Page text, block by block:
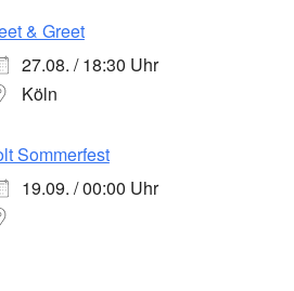
& Greet
27.08. / 18:30 Uhr
Köln
Sommerfest
19.09. / 00:00 Uhr